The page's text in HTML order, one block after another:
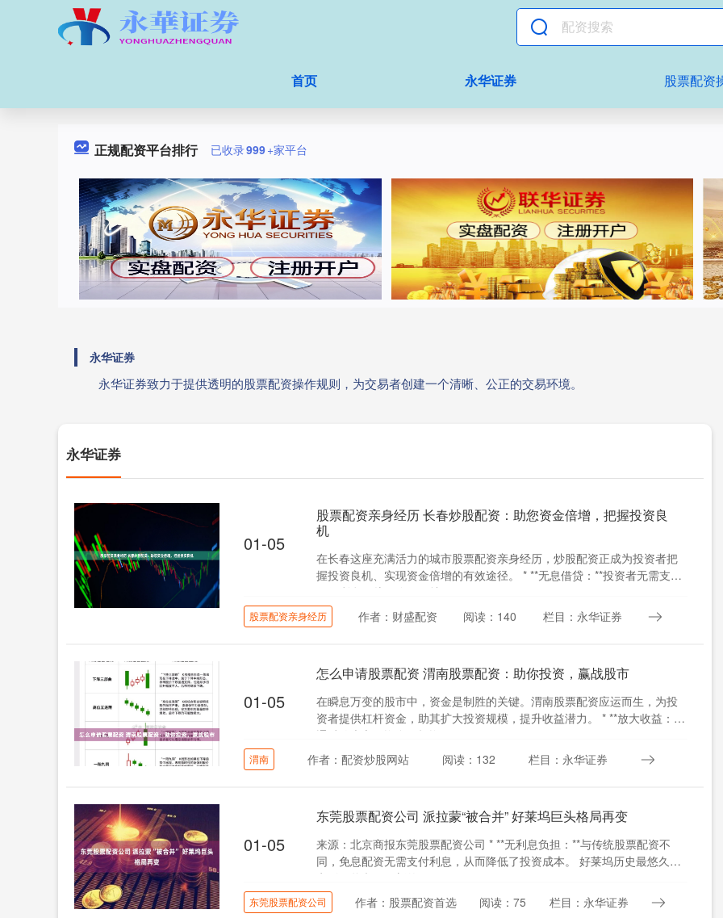
首页 永华证券 股票配资
正规配资平台排行 已收录999+家平台
永华证券
永华证券致力于提供透明的股票配资操作规则，为交易者创建一个清晰、公正的交易环境。
永华证券
01-05
股票配资亲身经历 长春炒股配资：助您资金倍增，把握投资良
机
在长春这座充满活力的城市股票配资亲身经历，炒股配资正成为投资者把
握投资良机、实现资金倍增的有效途径。 * **无息借贷：**投资者无需支付
任何利息，从而降低了炒....
股票配资亲身经历 作者：财盛配资 阅读：140 栏目：永华证券
01-05
怎么申请股票配资 渭南股票配资：助你投资，赢战股市
在瞬息万变的股市中，资金是制胜的关键。渭南股票配资应运而生，为投
资者提供杠杆资金，助其扩大投资规模，提升收益潜力。 * **放大收益：**
通过放大交易资金，投资....
渭南 作者：配资炒股网站 阅读：132 栏目：永华证券
01-05
东莞股票配资公司 派拉蒙“被合并” 好莱坞巨头格局再变
来源：北京商报东莞股票配资公司 * **无利息负担：**与传统股票配资不
同，免息配资无需支付利息，从而降低了投资成本。 好莱坞历史最悠久的
电影厂牌翻开了新的一页....
东莞股票配资公司 作者：股票配资首选 阅读：75 栏目：永华证券